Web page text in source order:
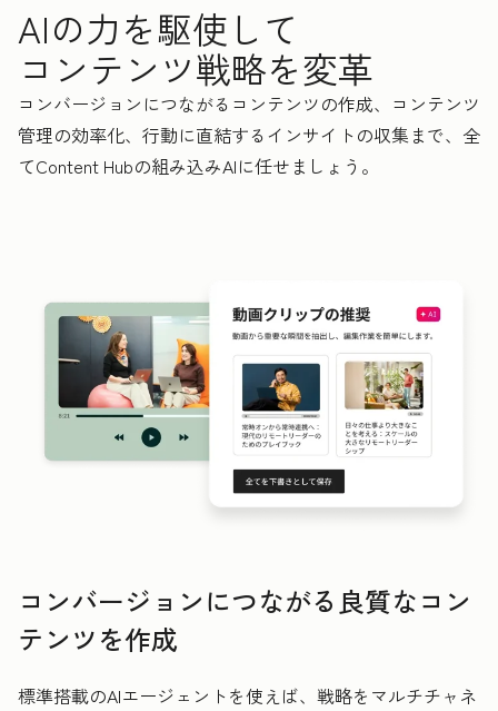
AIの力を駆使して
コンテンツ戦略を変革
コンバージョンにつながるコンテンツの作成、コンテンツ
管理の効率化、行動に直結するインサイトの収集まで、全
てContent Hubの組み込みAIに任せましょう。
コンバージョンにつながる良質なコン
テンツを作成
標準搭載のAIエージェントを使えば、戦略をマルチチャネ